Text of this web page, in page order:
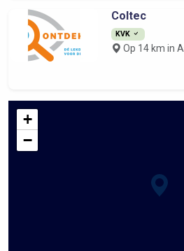
Coltec
KVK
Op 14 km in
+
−